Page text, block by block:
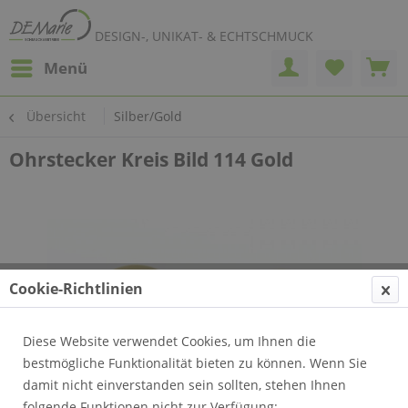
DESIGN-, UNIKAT- & ECHTSCHMUCK
Menü
Übersicht Silber/Gold
Ohrstecker Kreis Bild 114 Gold
Cookie-Richtlinien
Diese Website verwendet Cookies, um Ihnen die
bestmögliche Funktionalität bieten zu können. Wenn Sie
damit nicht einverstanden sein sollten, stehen Ihnen